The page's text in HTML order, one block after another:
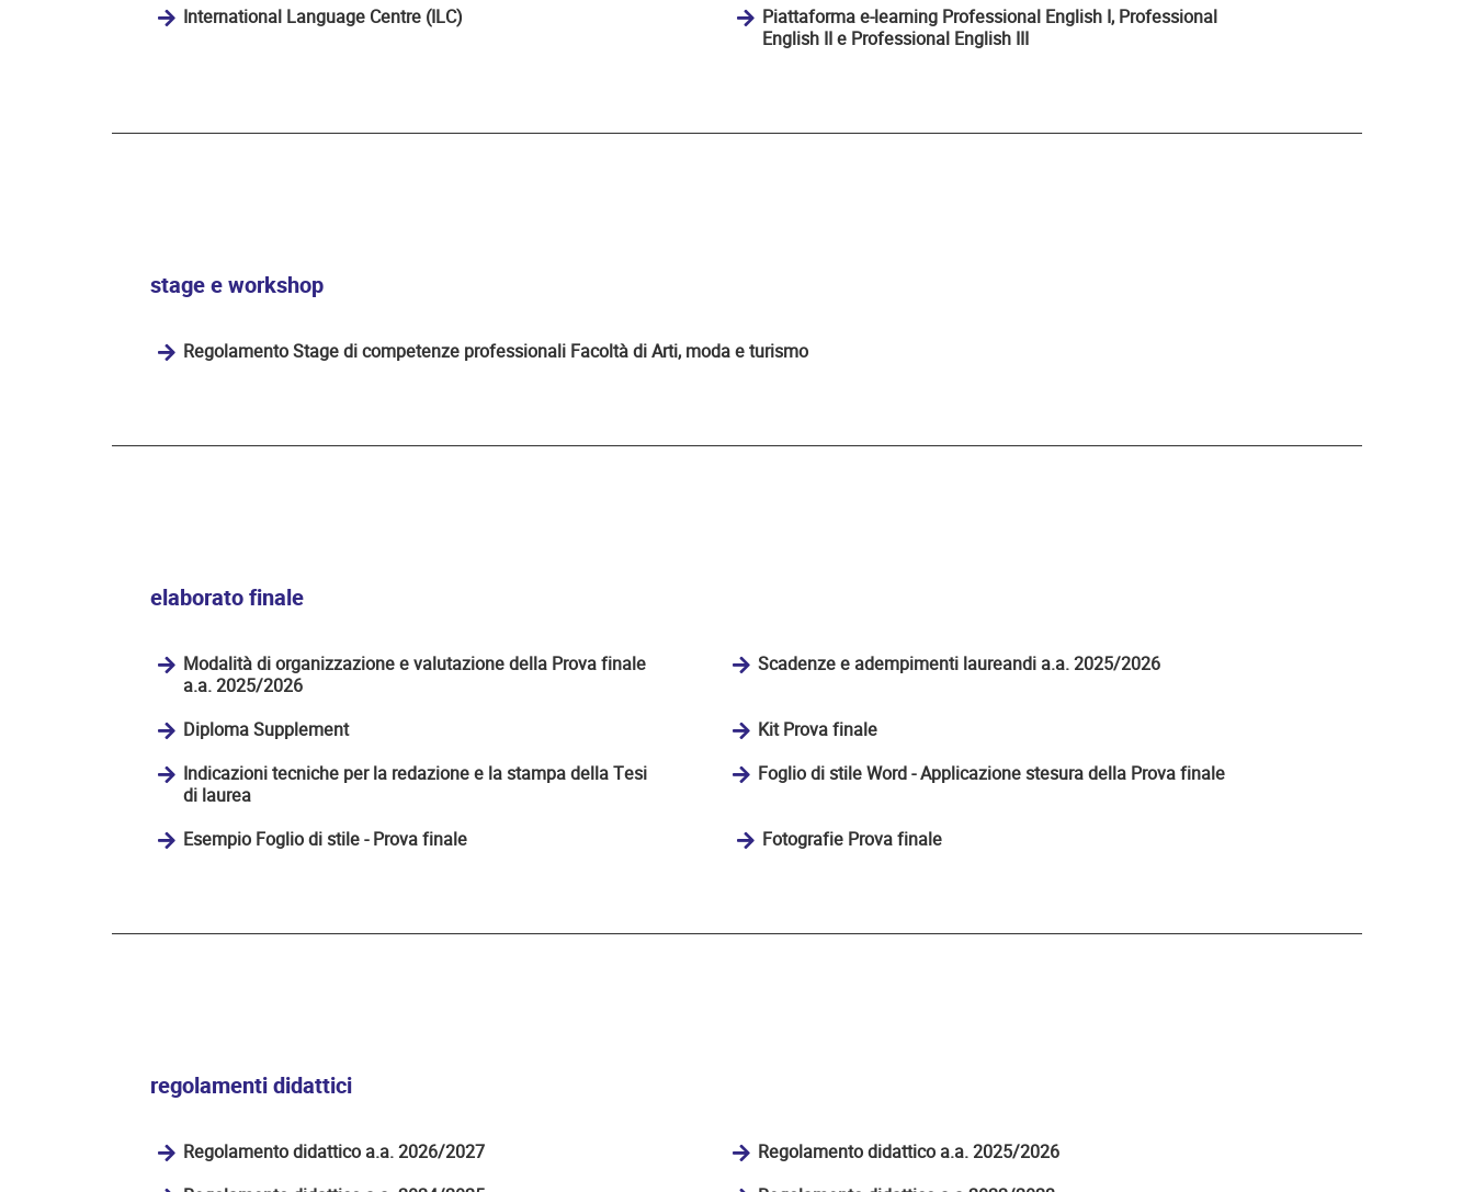
International Language Centre (ILC)
Piattaforma e-learning Professional English I, Professional
English II e Professional English III
stage e workshop
Regolamento Stage di competenze professionali Facoltà di Arti, moda e turismo
elaborato finale
Modalità di organizzazione e valutazione della Prova finale
a.a. 2025/2026
Scadenze e adempimenti laureandi a.a. 2025/2026
Diploma Supplement
Kit Prova finale
Indicazioni tecniche per la redazione e la stampa della Tesi
di laurea
Foglio di stile Word - Applicazione stesura della Prova finale
Esempio Foglio di stile - Prova finale Fotografie Prova finale
regolamenti didattici
Regolamento didattico a.a. 2026/2027
Regolamento didattico a.a. 2025/2026